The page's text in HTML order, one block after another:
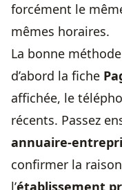
forcément le
mêmes horaires.
La bonne
d’abord la fiche
affichée, le
récents. Passez
annuaire-
confirmer la
l’établissement